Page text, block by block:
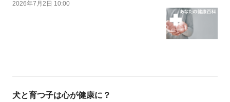
2026年7月2日 10:00
犬と育つ子は心が健康に？